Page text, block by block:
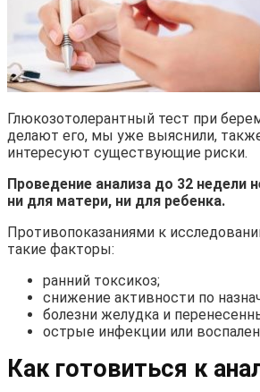
Глюкозотолерантный тест при
делают его, мы уже выяснили,
интересуют существующие риски.
Проведение анализа до 32 недели
ни для матери, ни для ребенка.
Противопоказаниями к
такие факторы:
ранний токсикоз;
снижение активности по
болезни желудка и
острые инфекции или
Как готовиться к